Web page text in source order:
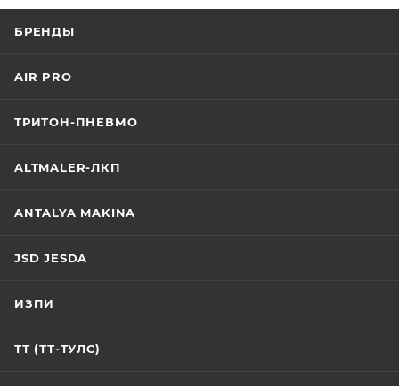
БРЕНДЫ
AIR PRO
ТРИТОН-ПНЕВМО
ALTMALER-ЛКП
ANTALYA MAKINA
JSD JESDA
ИЗПИ
ТТ (ТТ-ТУЛС)